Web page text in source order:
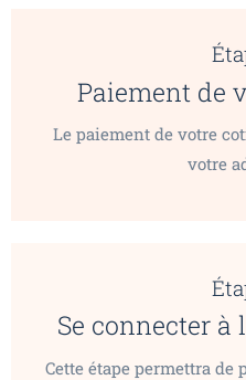
Paiement de
Le paiement de votre
votre
Se connecter à
Cette étape permettra de